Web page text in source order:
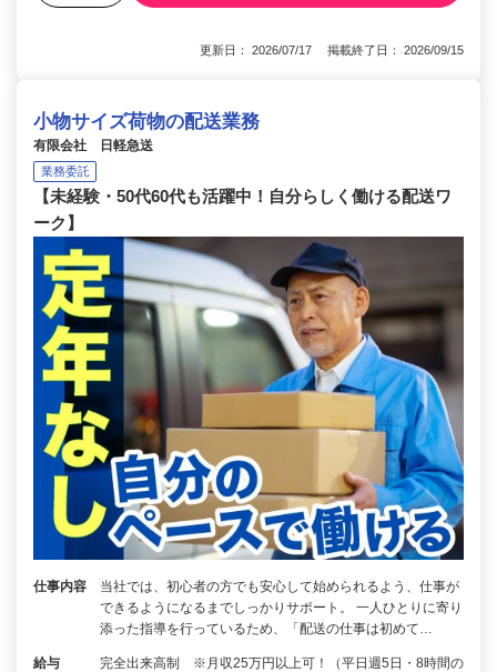
更新日： 2026/07/17 掲載終了日： 2026/09/15
小物サイズ荷物の配送業務
有限会社 日軽急送
業務委託
【未経験・50代60代も活躍中！自分らしく働ける配送ワ
ーク】
仕事内容
当社では、初心者の方でも安心して始められるよう、仕事が
できるようになるまでしっかりサポート。 一人ひとりに寄り
添った指導を行っているため、「配送の仕事は初めて…
給与 完全出来高制 ※月収25万円以上可！（平日週5日・8時間の